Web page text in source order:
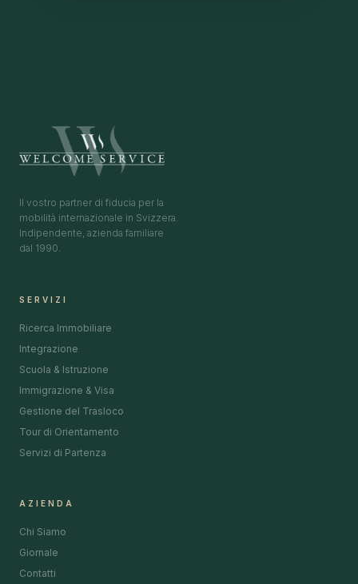
Il vostro partner di fiducia per la
mobilità internazionale in Svizzera.
Indipendente, azienda familiare
dal 1990.
SERVIZI
Ricerca Immobiliare
Integrazione
Scuola & Istruzione
Immigrazione & Visa
Gestione del Trasloco
Tour di Orientamento
Servizi di Partenza
AZIENDA
Chi Siamo
Giornale
Contatti